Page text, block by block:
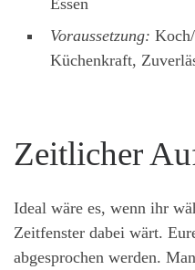
Voraussetzung:
Küchenkraft,
Zeitlicher
Ideal wäre es, wenn ihr
Zeitfenster dabei wärt.
abgesprochen werden.